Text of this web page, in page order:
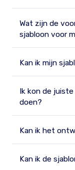
Wat zijn de
sjabloon voor
Kan ik mijn
Ik kon de
doen?
Kan ik het
Kan ik de